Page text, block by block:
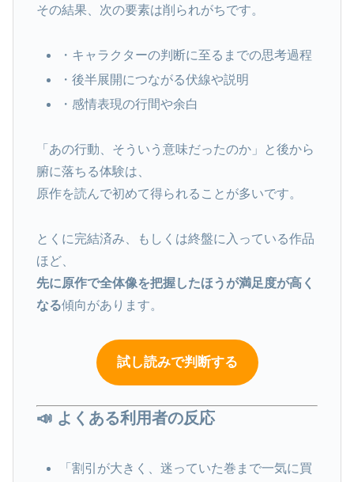
その結果、次の要素は削られがちです。
・キャラクターの判断に至るまでの思考過程
・後半展開につながる伏線や説明
・感情表現の行間や余白
「あの行動、そういう意味だったのか」と後から
腑に落ちる体験は、
原作を読んで初めて得られることが多いです。
とくに完結済み、もしくは終盤に入っている作品
ほど、
先に原作で全体像を把握したほうが満足度が高く
なる傾向があります。
試し読みで判断する
📣 よくある利用者の反応
「割引が大きく、迷っていた巻まで一気に買